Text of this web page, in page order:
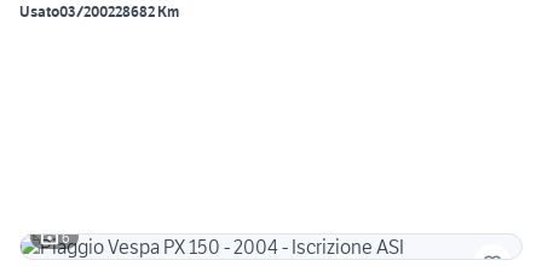
Usato03/200228682 Km
6